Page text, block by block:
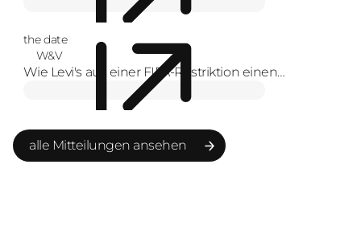
the date
W&V
Wie Levi's aus einer FIFA-Restriktion einen
Markenmoment macht
alle Mitteilungen ansehen
alle Mitteilungen ansehen